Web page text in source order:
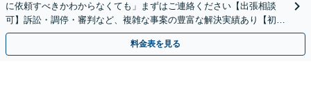
に依頼すべきかわからなくても」まずはご連絡ください【出張相談
可】訴訟・調停・審判など、複雑な事案の豊富な解決実績あり【初回
相談無料】初回面談のみで解決できるケースもあります
料金表を見る